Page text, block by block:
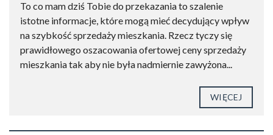
To co mam dziś Tobie do przekazania to szalenie
istotne informacje, które mogą mieć decydujący wpływ
na szybkość sprzedaży mieszkania. Rzecz tyczy się
prawidłowego oszacowania ofertowej ceny sprzedaży
mieszkania tak aby nie była nadmiernie zawyżona...
WIĘCEJ